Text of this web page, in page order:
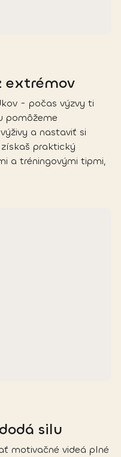
extrémov
- počas výzvy ti
pomôžeme
a nastaviť si
praktický
a tréningovými tipmi,
silu
motivačné videá plné